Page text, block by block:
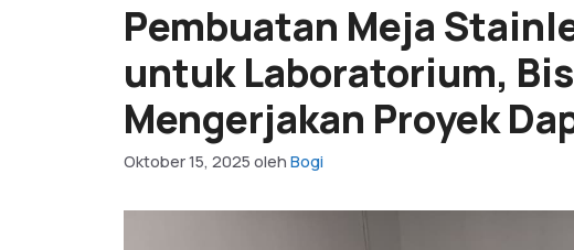
Pembuatan Meja
untuk Laboratorium,
Mengerjakan Proyek
Oktober 15, 2025 oleh Bogi